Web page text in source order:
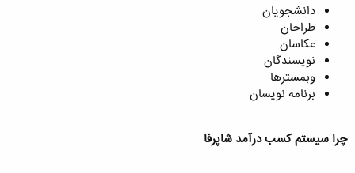
دانشجویان
طراحان
عکاسان
نویسندگان
وبمسترها
برنامه نویسان
چرا سیستم کسب درآمد شاپرفا